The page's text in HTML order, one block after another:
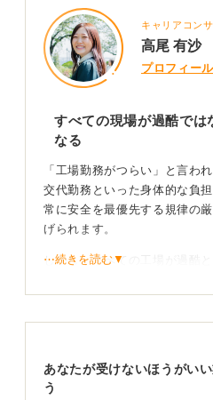
キャリアコン
高尾 有沙
プロフィー
すべての現場が過酷では
なる
「工場勤務がつらい」と言わ
交代勤務といった身体的な負
常に安全を最優先する規律の
げられます。
しかし、すべての工場が過酷
案が積極的に取り入れられた
面接の場や内定後の座談会
たしかめよう！
⋯続きを読む▼
あなたが受けないほうがい
う